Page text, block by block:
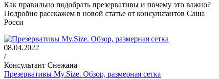
Как правильно подобрать презервативы и почему это важно?
Подробно расскажем в новой статье от консультантов Саша
Росси
08.04.2022
/
Консультант Снежана
Презервативы My.Size. Обзор, размерная сетка